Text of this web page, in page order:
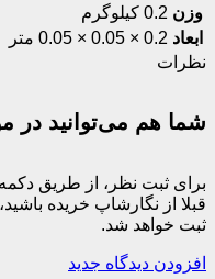
وزن 0.2 کیلوگرم
ابعاد 0.2 × 0.05 × 0.05 متر
نظرات
شما هم می‌توانید در
برای ثبت نظر، از طریق دکمه
قبلا از نگارشاپ خریده
ثبت خواهد شد.
افزودن دیدگاه جدید